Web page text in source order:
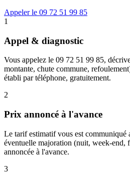
Appeler le 09 72 51 99 85
1
Appel & diagnostic
Vous appelez le 09 72 51 99 85,
montante, chute commune,
établi par téléphone, gratuitement.
2
Prix annoncé à l'avance
Le tarif estimatif vous est communiqué
éventuelle majoration (nuit, week-end,
annoncée à l'avance.
3